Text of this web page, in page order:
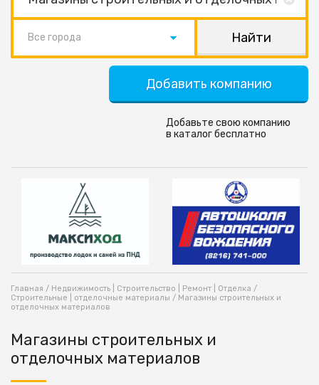
Все города
Добавить компанию
Добавьте свою компанию
в каталог бесплатно
Главная / Недвижимость | Строительство | Ремонт | Отделка /
Строительные | отделочные материалы / Магазины строительных и
отделочных материалов
Магазины строительных и
отделочных материалов